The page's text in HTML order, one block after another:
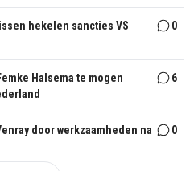
hekelen sancties VS
0
Halsema te mogen
6
door werkzaamheden na
0